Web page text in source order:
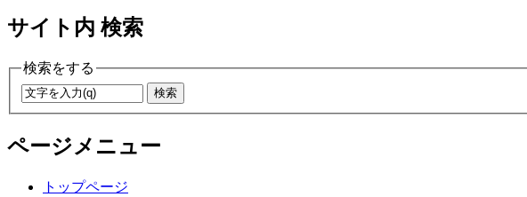
サイト内 検索
検索をする
ページメニュー
トップページ